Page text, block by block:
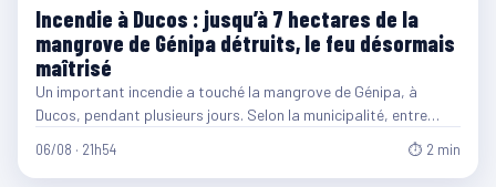
Incendie à Ducos : jusqu’à 7 hectares de la
mangrove de Génipa détruits, le feu désormais
maîtrisé
Un important incendie a touché la mangrove de Génipa, à
Ducos, pendant plusieurs jours. Selon la municipalité, entre…
06/08 · 21h54 ⏱ 2 min